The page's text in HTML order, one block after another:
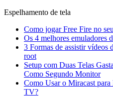
Espelhamento de tela
Como jogar Free Fire no
Os 4 melhores emuladores
3 Formas de assistir
root
Setup com Duas Telas
Como Segundo Monitor
Como Usar o Miracast
TV?